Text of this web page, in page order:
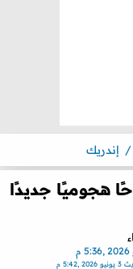
إندريك
هجوميًا جديدًا
3 يونيو 2026 ,5:42 م